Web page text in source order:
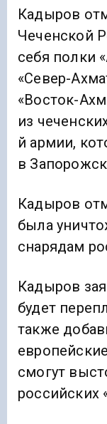
Кадыров
Чеченской
себя полки
«Север-
«Восток-
из
й армии,
в
Кадыров
была
снарядам
Кадыров
будет
также
смогут
российских